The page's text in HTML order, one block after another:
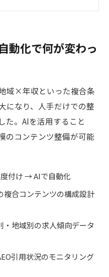
動化で何が変わっ
域×年収といった複合条
になり、人手だけでの整
た。AIを活用すること
のコンテンツ整備が可能
付け → AIで自動化
合コンテンツの構成設計
地域別の求人傾向データ
引用状況のモニタリング